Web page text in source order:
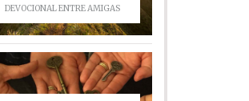
DEVOCIONAL ENTRE AMIGAS